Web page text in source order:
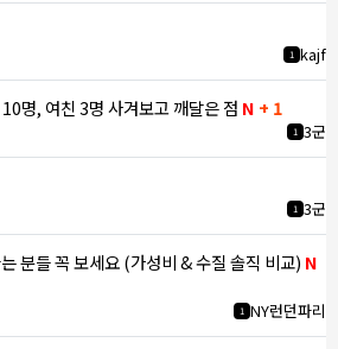
1 kajf
명, 여친 3명 사겨보고 깨달은 점 N + 1
1 3군
1 3군
분들 꼭 보세요 (가성비 & 수질 솔직 비교) N
1 NY런던파리